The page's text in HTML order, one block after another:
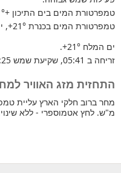
טמפרטורת המים בים התיכון +21°
טמפרטורת המים בכנרת +21°
,
ים המלח +21°
.
זריחה ב 05:41, שקיעת שמש 19:25.
התחזית מזג האוויר למחר —
מ"ש. לחץ אטמוספרי - ללא